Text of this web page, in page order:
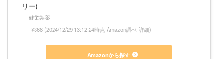
リー)
健栄製薬
¥368 (2024/12/29 13:12:24時点 Amazon調べ-詳細)
Amazonから探す